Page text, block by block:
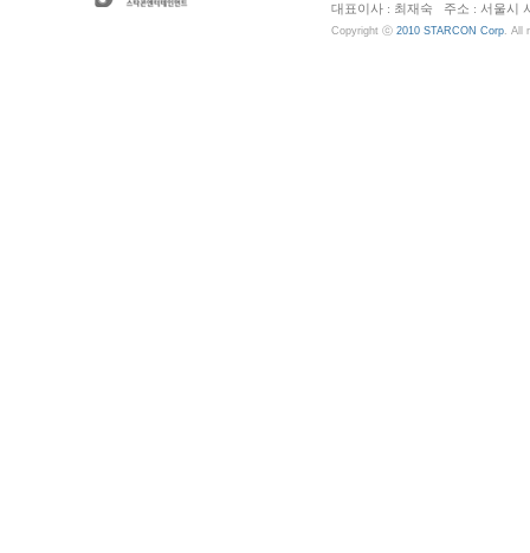
대표이사 : 최재숙 주소 : 서울시
Copyright ⓒ 2010 STARCON Corp. All